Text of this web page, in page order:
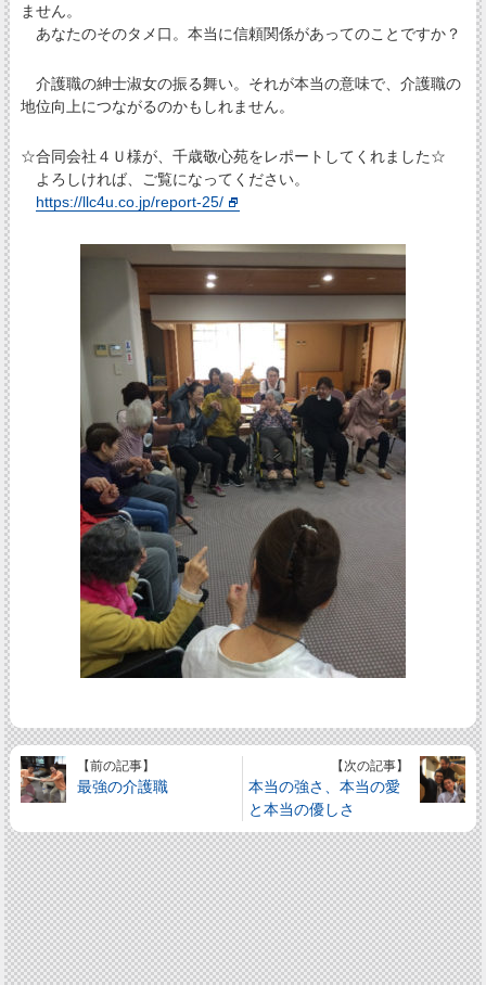
ません。
あなたのそのタメ口。本当に信頼関係があってのことですか？
介護職の紳士淑女の振る舞い。それが本当の意味で、介護職の
地位向上につながるのかもしれません。
☆合同会社４Ｕ様が、千歳敬心苑をレポートしてくれました☆
よろしければ、ご覧になってください。
https://llc4u.co.jp/report-25/
【前の記事】
最強の介護職
【次の記事】
本当の強さ、本当の愛
と本当の優しさ